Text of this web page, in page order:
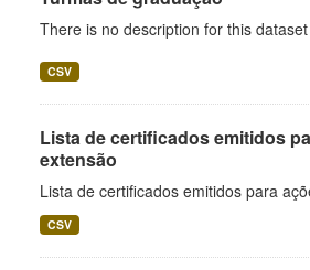
There is no description for this dataset
CSV
Lista de certificados emitidos
extensão
Lista de certificados emitidos para
CSV